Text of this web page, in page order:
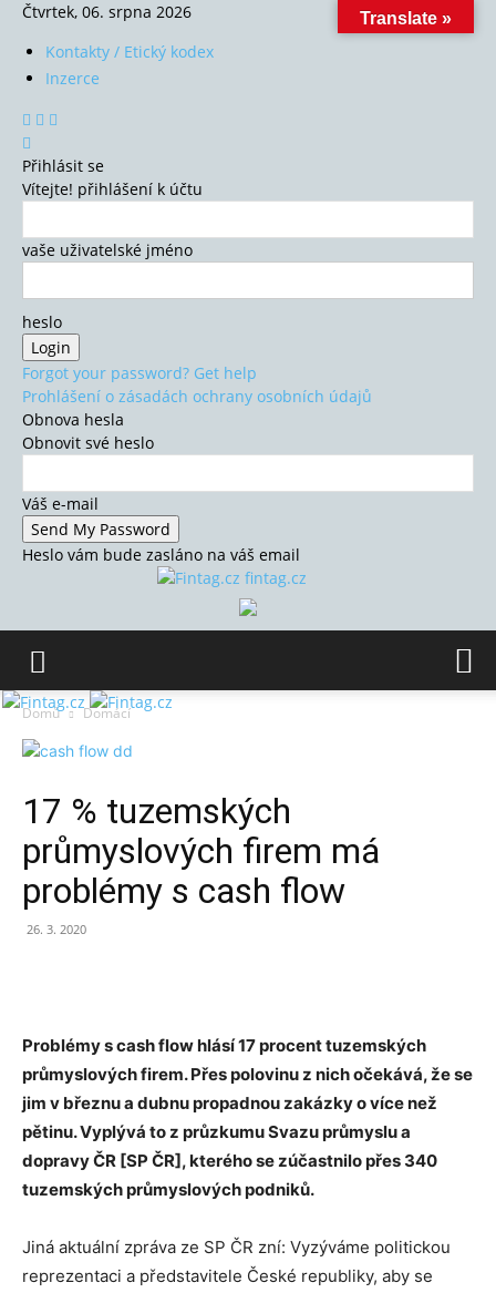
Čtvrtek, 06. srpna 2026
Kontakty / Etický kodex
Inzerce
Přihlásit se
Vítejte! přihlášení k účtu
vaše uživatelské jméno
heslo
Forgot your password? Get help
Prohlášení o zásadách ochrany osobních údajů
Obnova hesla
Obnovit své heslo
Váš e-mail
Heslo vám bude zasláno na váš email
fintag.cz
Domů Domácí
17 % tuzemských
průmyslových firem má
problémy s cash flow
26. 3. 2020
Problémy s cash flow hlásí 17 procent tuzemských
průmyslových firem. Přes polovinu z nich očekává, že se
jim v březnu a dubnu propadnou zakázky o více než
pětinu. Vyplývá to z průzkumu Svazu průmyslu a
dopravy ČR [SP ČR], kterého se zúčastnilo přes 340
tuzemských průmyslových podniků.
Jiná aktuální zpráva ze SP ČR zní: Vyzýváme politickou
reprezentaci a představitele České republiky, aby se
Translate »